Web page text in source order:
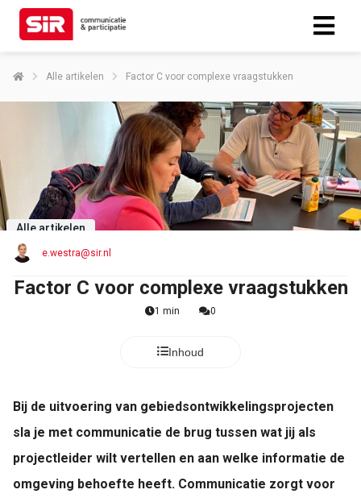
Alle artikelen Factor C voor complexe vraagstukken
Alle artikelen
e.westra@sir.nl
Factor C voor complexe vraagstukken
1 min 0
Inhoud
Bij de uitvoering van gebiedsontwikkelingsprojecten
sla je met communicatie de brug tussen wat jij als
projectleider wilt vertellen en aan welke informatie de
omgeving behoefte heeft. Communicatie zorgt voor